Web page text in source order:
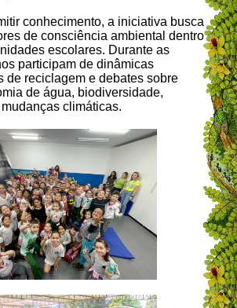
conhecimento, a iniciativa busca
de consciência ambiental dentro
escolares. Durante as
participam de dinâmicas
de reciclagem e debates sobre
de água, biodiversidade,
climáticas.